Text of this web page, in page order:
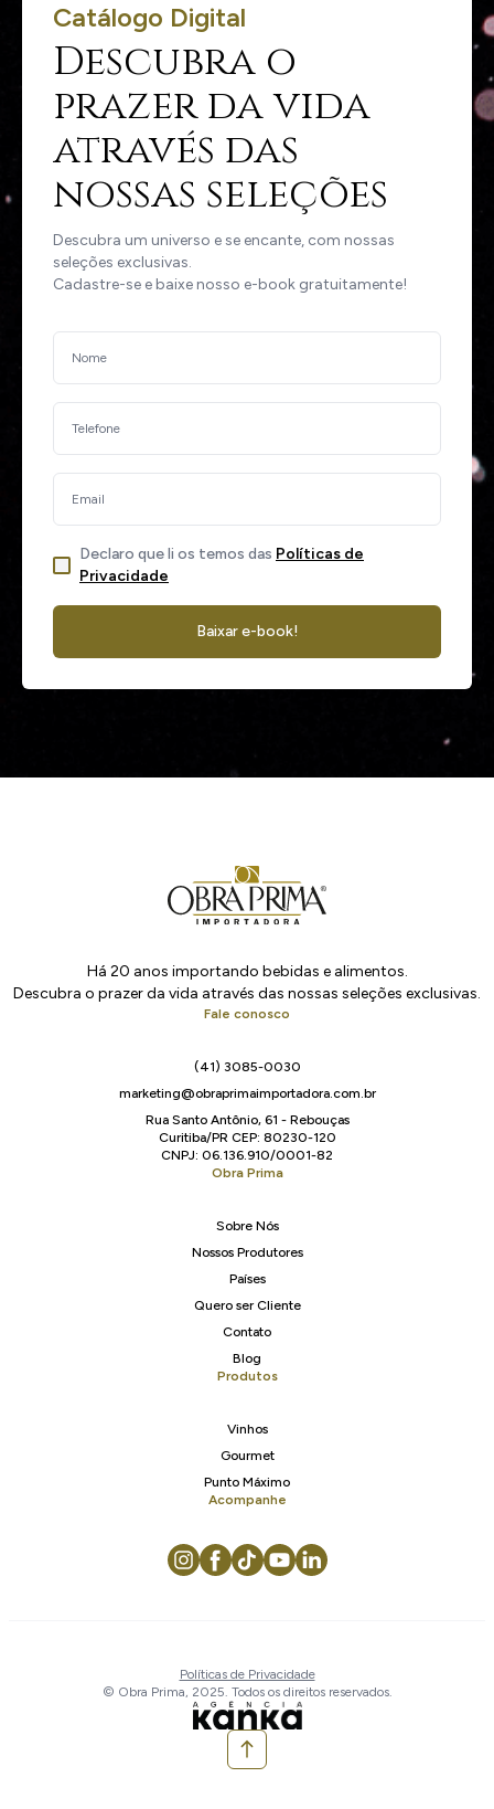
Catálogo Digital
Descubra o
prazer da vida
através das
nossas seleções
Descubra um universo e se encante, com nossas
seleções exclusivas.
Cadastre-se e baixe nosso e-book gratuitamente!
Declaro que li os temos das Políticas de
Privacidade
Baixar e-book!
Há 20 anos importando bebidas e alimentos.
Descubra o prazer da vida através das nossas seleções exclusivas.
Fale conosco
(41) 3085-0030
marketing@obraprimaimportadora.com.br
Rua Santo Antônio, 61 - Rebouças
Curitiba/PR CEP: 80230-120
CNPJ: 06.136.910/0001-82
Obra Prima
Sobre Nós
Nossos Produtores
Países
Quero ser Cliente
Contato
Blog
Produtos
Vinhos
Gourmet
Punto Máximo
Acompanhe
Políticas de Privacidade
© Obra Prima, 2025. Todos os direitos reservados.